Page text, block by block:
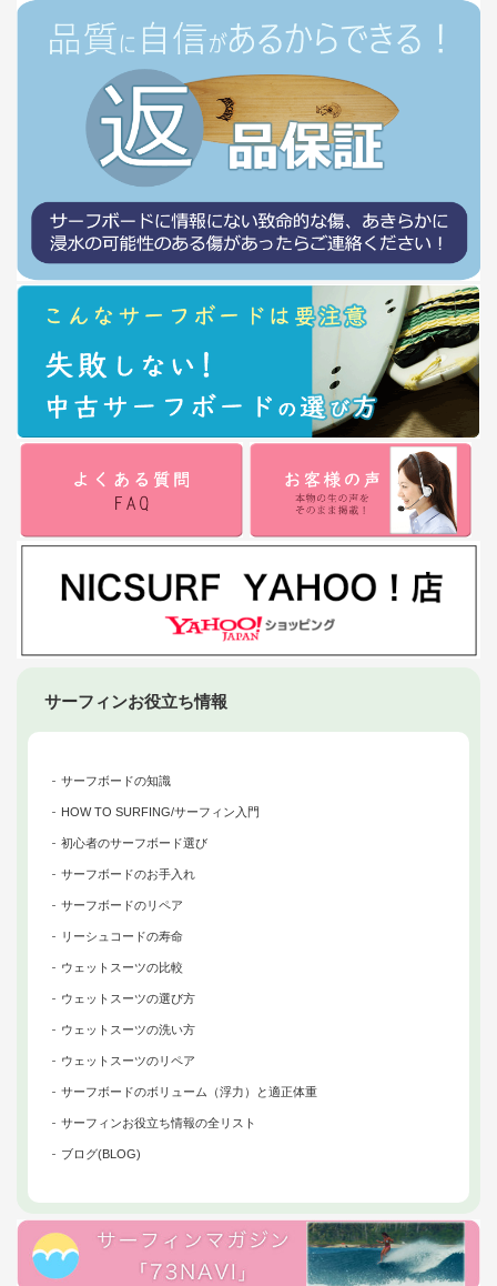
サーフィンお役立ち情報
サーフボードの知識
HOW TO SURFING/サーフィン入門
初心者のサーフボード選び
サーフボードのお手入れ
サーフボードのリペア
リーシュコードの寿命
ウェットスーツの比較
ウェットスーツの選び方
ウェットスーツの洗い方
ウェットスーツのリペア
サーフボードのボリューム（浮力）と適正体重
サーフィンお役立ち情報の全リスト
ブログ(BLOG)